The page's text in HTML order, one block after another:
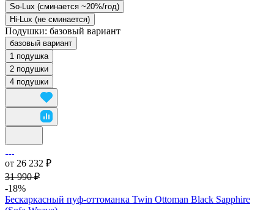
So-Lux (cминается ~20%/год)
Hi-Lux (не сминается)
Подушки: базовый вариант
базовый вариант
1 подушка
2 подушки
4 подушки
от 26 232 ₽
31 990 ₽
-18%
Бескаркасный пуф-оттоманка Twin Ottoman Black Sapphire